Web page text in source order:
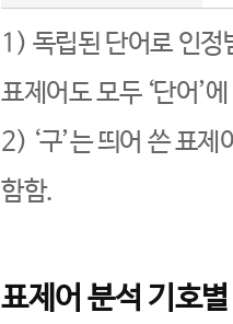
1) 독립된 단어로 인정
표제어도 모두 ‘단어’
2) ‘구’는 띄어 쓴 표
함함.
표제어 분석 기호